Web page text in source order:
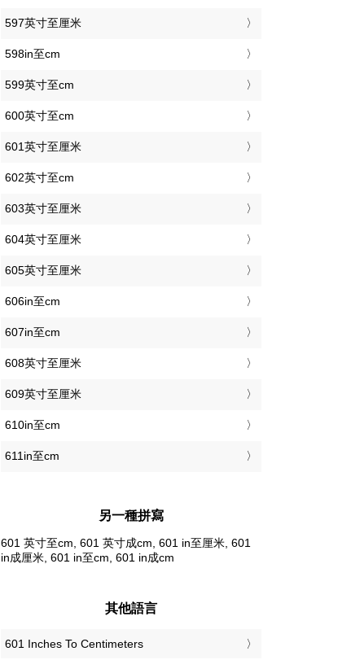
597英寸至厘米
598in至cm
599英寸至cm
600英寸至cm
601英寸至厘米
602英寸至cm
603英寸至厘米
604英寸至厘米
605英寸至厘米
606in至cm
607in至cm
608英寸至厘米
609英寸至厘米
610in至cm
611in至cm
另一種拼寫
601 英寸至cm, 601 英寸成cm, 601 in至厘米, 601
in成厘米, 601 in至cm, 601 in成cm
其他語言
‎601 Inches To Centimeters